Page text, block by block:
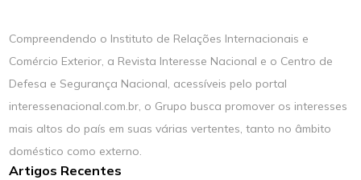
Compreendendo o Instituto de Relações Internacionais e
Comércio Exterior, a Revista Interesse Nacional e o Centro de
Defesa e Segurança Nacional, acessíveis pelo portal
interessenacional.com.br, o Grupo busca promover os interesses
mais altos do país em suas várias vertentes, tanto no âmbito
doméstico como externo.
Artigos Recentes